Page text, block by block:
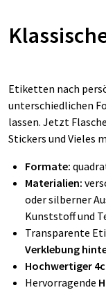
Etiketten nach
unterschiedlichen
lassen. Jetzt
Stickers und Vieles
Formate:
Materialien:
oder silberner
Kunststoff und
Transparente
Verklebung
Hochwertiger
Hervorragende